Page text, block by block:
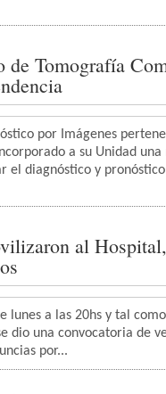
de Tomografía
por Imágenes
a su Unidad
el diagnóstico y
al
lunes a las 20hs y tal
dio una convocatoria de
por...